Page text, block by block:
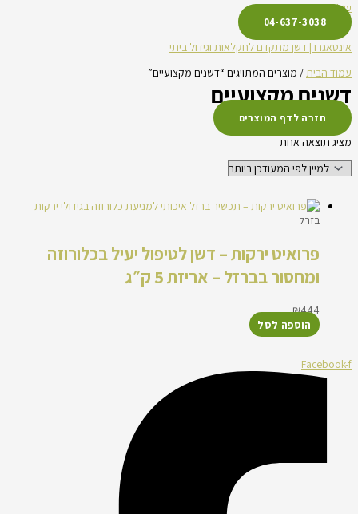
עגלת קניות
04-637-3038
אינטאגרו | דשן מתקדם לחקלאות וגידול ביתי
עמוד הבית/ מוצרים המתויגים “דשנים מקצועיים”
דשנים מקצועיים
חזרה לדף המוצרים
מציג תוצאה אחת
בזרל
פרואיט ירקות – דשן לטיפול יעיל בכלורוזה
ומחסור בברזל – אריזת 5 ק״ג
₪444
הוספה לסל
Facebook-f